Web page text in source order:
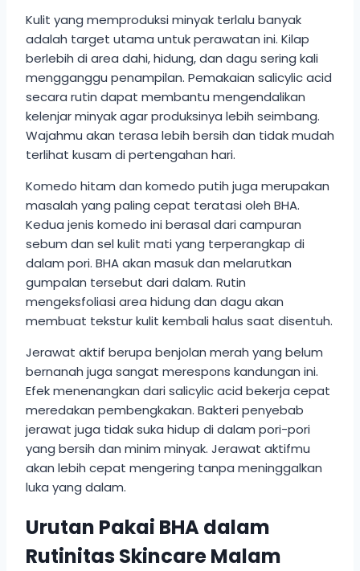
Kulit yang memproduksi minyak terlalu banyak
adalah target utama untuk perawatan ini. Kilap
berlebih di area dahi, hidung, dan dagu sering kali
mengganggu penampilan. Pemakaian salicylic acid
secara rutin dapat membantu mengendalikan
kelenjar minyak agar produksinya lebih seimbang.
Wajahmu akan terasa lebih bersih dan tidak mudah
terlihat kusam di pertengahan hari.
Komedo hitam dan komedo putih juga merupakan
masalah yang paling cepat teratasi oleh BHA.
Kedua jenis komedo ini berasal dari campuran
sebum dan sel kulit mati yang terperangkap di
dalam pori. BHA akan masuk dan melarutkan
gumpalan tersebut dari dalam. Rutin
mengeksfoliasi area hidung dan dagu akan
membuat tekstur kulit kembali halus saat disentuh.
Jerawat aktif berupa benjolan merah yang belum
bernanah juga sangat merespons kandungan ini.
Efek menenangkan dari salicylic acid bekerja cepat
meredakan pembengkakan. Bakteri penyebab
jerawat juga tidak suka hidup di dalam pori-pori
yang bersih dan minim minyak. Jerawat aktifmu
akan lebih cepat mengering tanpa meninggalkan
luka yang dalam.
Urutan Pakai BHA dalam
Rutinitas Skincare Malam